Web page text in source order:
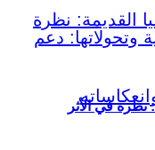
نظرة في الأثر